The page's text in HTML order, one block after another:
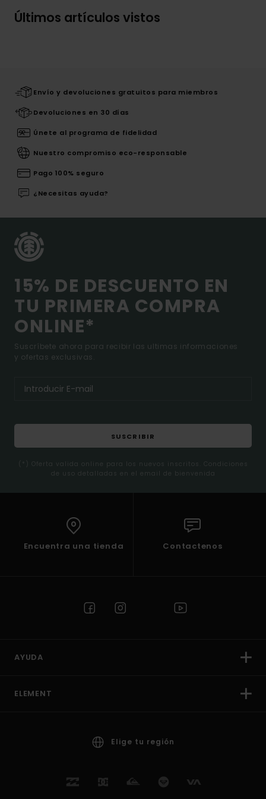
Últimos artículos vistos
Envío y devoluciones gratuitos para miembros
Devoluciones en 30 días
Únete al programa de fidelidad
Nuestro compromiso eco-responsable
Pago 100% seguro
¿Necesitas ayuda?
15% DE DESCUENTO EN
TU PRIMERA COMPRA
ONLINE*
Suscríbete ahora para recibir las ultimas informaciones
y ofertas exclusivas.
SUSCRIBIR
(*) Oferta valida online para los nuevos inscritos. Condiciones
de uso detalladas en el email de bienvenida
Encuentra una tienda Contactenos
AYUDA
ELEMENT
Elige tu región